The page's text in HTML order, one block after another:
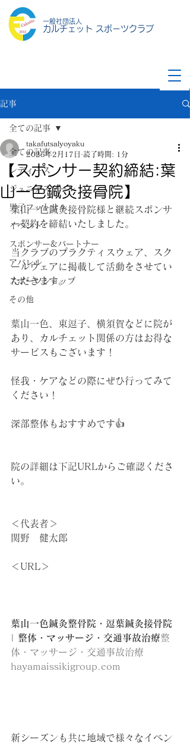
一般社団法人
カルチェット スポーツクラブ
記事
全ての記事
レディース
ジュニアスクール
男子フットサル
イベント
スポンサー&パートナー
アパレル
スポーツショップ
その他
全ての記事
【スポンサー契約締結:葉
山一色鍼灸接骨院】
takafutsalyoyaku
2025年2月17日 読了時間: 1分
葉山一色鍼灸接骨院様と継続スポンサ
ー契約を締結いたしました。
当クラブのプラクティスウェア、スク
ールウェアに掲載して活動をさせてい
ただきます。
葉山一色、東逗子、横須賀などに院が
あり、カルチェット関係の方はお得な
サービスもございます！
怪我・ケアなどの際にぜひ行ってみて
ください！
深部整体もおすすめです👍
院の詳細は下記URLからご確認くださ
い。
＜代表者＞
関野　健太郎
＜URL＞
葉山一色鍼灸整骨院・逗葉鍼灸接骨院
| 整体・マッサージ・交通事故治療整
体・マッサージ・交通事故治療
hayamaissikigroup.com
新シーズンも共に地域で様々なイベン